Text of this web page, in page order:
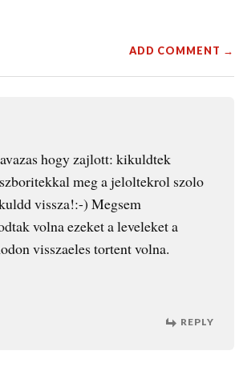
ADD COMMENT →
hogy zajlott: kikuldtek
meg a jeloltekrol szolo
vissza!:-) Megsem
volna ezeket a leveleket a
visszaeles tortent volna.
REPLY